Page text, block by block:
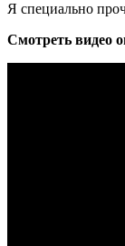
Я специально
Смотреть видео